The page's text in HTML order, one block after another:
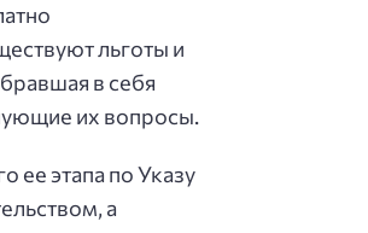
льготы и
в себя
их вопросы.
ее этапа по Указу
а